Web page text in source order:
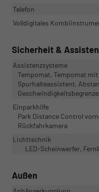
Telefon
Volldigitales
Sicherheit &
Assistenzsysteme
Tempomat, Tempomat
Spurhalteassistent,
Einparkhilfe
Park Distance Control
Rückfahrkamera
Lichttechnik
LED-Scheinwerfer,
Außen